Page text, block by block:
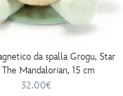
da spalla Grogu, Star
The Mandalorian, 15 cm
32.00€